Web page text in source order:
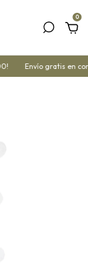
0
Envío gratis en